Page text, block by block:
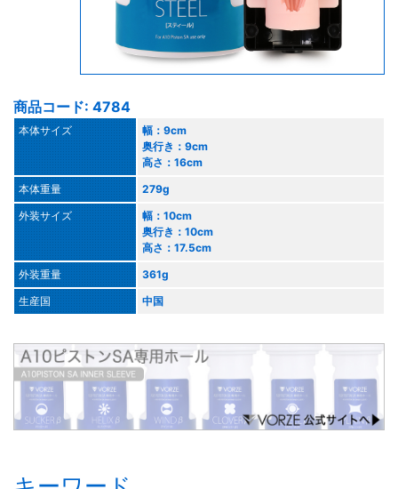
商品コード: 4784
本体サイズ
幅：9cm
奥行き：9cm
高さ：16cm
本体重量
279g
外装サイズ
幅：10cm
奥行き：10cm
高さ：17.5cm
外装重量
361g
生産国
中国